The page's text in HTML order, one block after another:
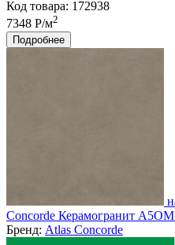
Код товара: 172938
7348 Р/м2
Подробнее
Concorde Керамогранит
Бренд: Atlas Concorde